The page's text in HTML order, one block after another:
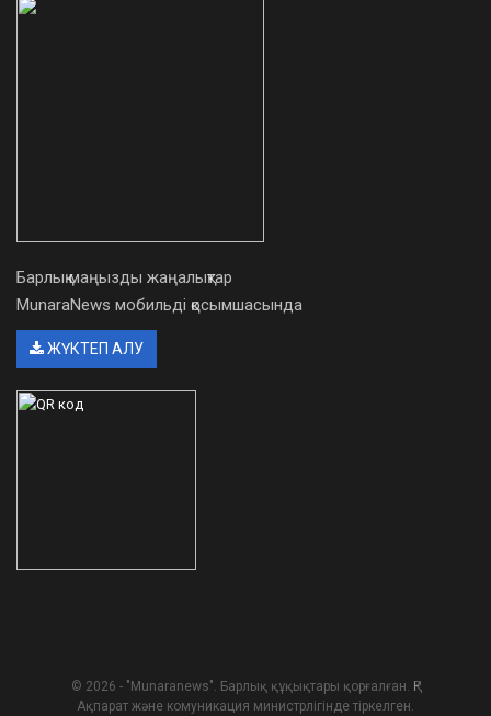
Барлық маңызды жаңалықтар
MunaraNews мобильді қосымшасында
ЖҮКТЕП АЛУ
© 2026 - "Munaranews". Барлық құқықтары қорғалған. ҚР
Ақпарат және комуникация министрлігінде тіркелген.